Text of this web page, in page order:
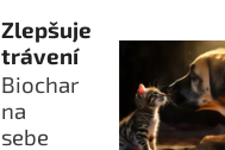
Zlepšuje
trávení
Biochar
na
sebe